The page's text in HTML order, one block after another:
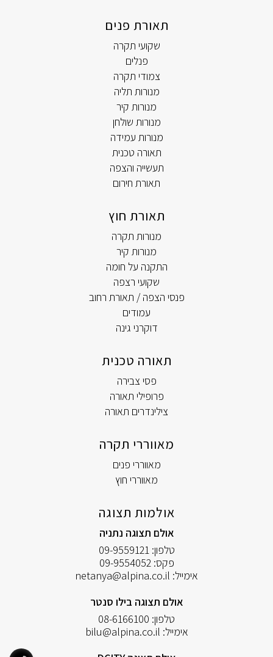
תאורת פנים
שקועי תקרה
פנלים
צמודי תקרה
מנורות תליה
מנורות קיר
מנורות שולחן
מנורות עמידה
תאורה טכנית
תעשייה והצפה
תאורת חירום
תאורת חוץ
מנורות תקרה
מנורות קיר
התקנה על חומה
שקועי רצפה
פנסי הצפה / תאורת רחוב
עמודים
דוקרני גינה
תאורה טכנית
פסי צבירה
פרופילי תאורה
צילינדרים תאורה
מאווררי תקרה
מאווררי פנים
מאווררי חוץ
אולמות תצוגה
אולם תצוגה נתניה
טלפון:09-9559121
פקס:09-9554052
אימייל: netanya@alpina.co.il
אולם תצוגה בילו סנטר
טלפון: 08-6166100
אימייל: bilu@alpina.co.il